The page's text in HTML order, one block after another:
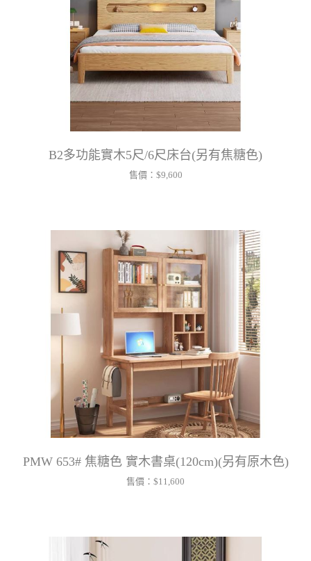
B2多功能實木5尺/6尺床台(另有焦糖色)
售價： $9,600
PMW 653# 焦糖色 實木書桌(120cm)(另有原木色)
售價： $11,600